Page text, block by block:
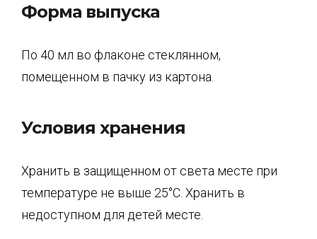
Форма выпуска
По 40 мл во флаконе стеклянном,
помещенном в пачку из картона.
Условия хранения
Хранить в защищенном от света месте при
температуре не выше 25°С. Хранить в
недоступном для детей месте.